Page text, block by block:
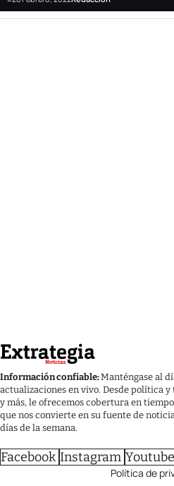
Información confiable:Manténgase al
actualizaciones en vivo. Desde política
y más, le ofrecemos cobertura en
que nos convierte en su fuente de
días de la semana.
Facebook Instagram Youtube
Política de